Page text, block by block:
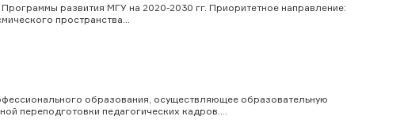
развития МГУ на 2020-2030 гг. Приоритетное направление:
пространства...
образования, осуществляющее образовательную
переподготовки педагогических кадров....